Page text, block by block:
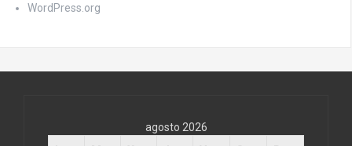
WordPress.org
agosto 2026